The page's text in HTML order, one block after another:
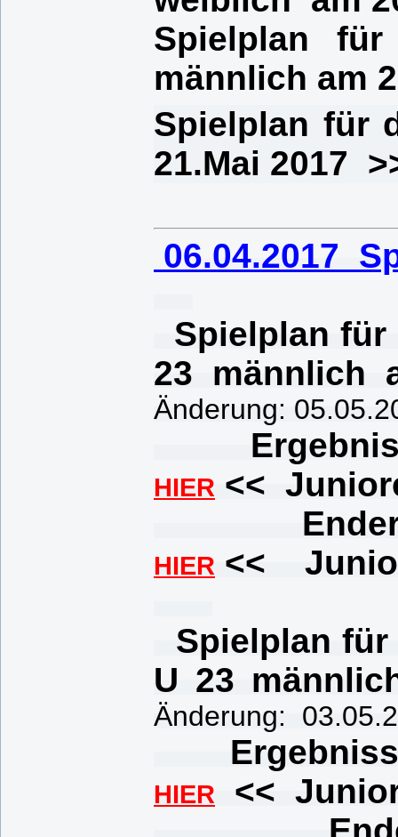
Spielplan
männlich am
Spielplan für
21.Mai 2017
06.04.2017
Spielplan für
23 männlich
Änderung:
HIER <<
HIER <<
Spielplan für
U 23
Änderung:
Ergebnisse
HIER
<<